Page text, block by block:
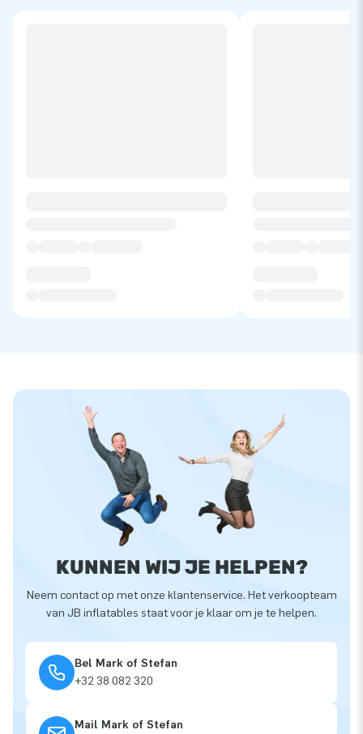
KUNNEN WIJ JE HELPEN?
Neem contact op met onze klantenservice. Het verkoopteam
van JB inflatables staat voor je klaar om je te helpen.
Bel Mark of Stefan
+32 38 082 320
Mail Mark of Stefan